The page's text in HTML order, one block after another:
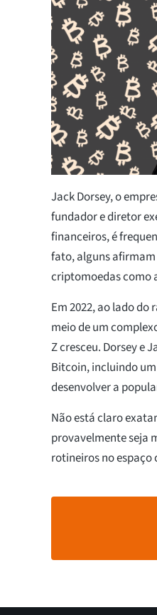
Jack Dorsey, o
fundador e diretor
financeiros, é
fato, alguns
criptomoedas como
Em 2022, ao lado
meio de um
Z cresceu. Dorsey e
Bitcoin, incluindo
desenvolver a
Não está claro
provavelmente seja
rotineiros no